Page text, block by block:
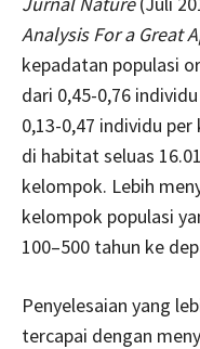
Analysis For a Great
kepadatan populasi
dari 0,45-0,76
0,13-0,47 individu
di habitat seluas
kelompok. Lebih
kelompok populasi
100–500 tahun ke
Penyelesaian yang
tercapai dengan